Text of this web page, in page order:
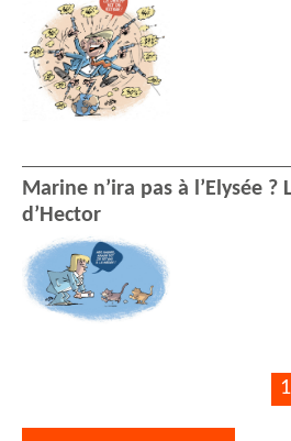
Marine n’ira pas à l’Elysée ?
d’Hector
1